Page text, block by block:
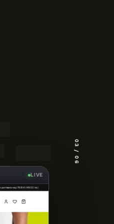
03
/
06
LIVE